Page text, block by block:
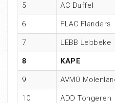
5 AC Duffel
6 FLAC Flanders
7 LEBB Lebbeke
8 KAPE
9 AVMO
10 ADD Tongeren